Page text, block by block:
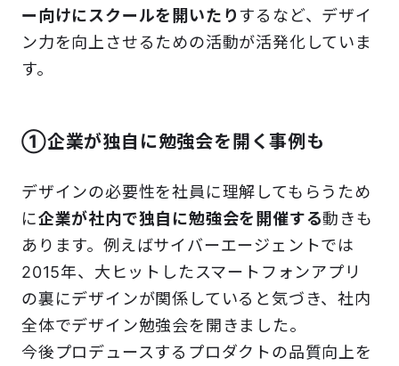
ー向けにスクールを開いたり するなど、デザイ
ン力を向上させるための活動が活発化していま
す。
①企業が独自に勉強会を開く事例も
デザインの必要性を社員に理解してもらうため
に企業が社内で独自に勉強会を開催する動きも
あります。例えばサイバーエージェントでは
2015年、大ヒットしたスマートフォンアプリ
の裏にデザインが関係していると気づき、社内
全体でデザイン勉強会を開きました。
今後プロデュースするプロダクトの品質向上を